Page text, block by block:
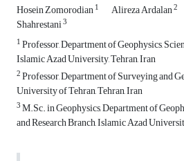
Hosein Zomorodian1 Alireza Ardalan2
Shahrestani3
1Professor, Department of Geophysics,
Islamic Azad University, Tehran, Iran
2Professor, Department of Surveying and
University of Tehran, Tehran, Iran
3M.Sc. in Geophysics, Department of
and Research Branch, Islamic Azad